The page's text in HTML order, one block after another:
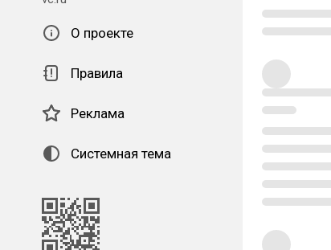
О проекте
Правила
Реклама
Системная тема